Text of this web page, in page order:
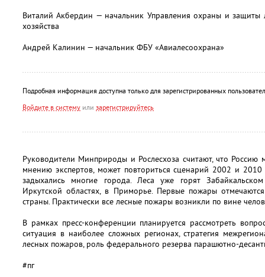
Виталий Акбердин — начальник Управления охраны и защиты
хозяйства
Андрей Калинин — начальник ФБУ «Авиалесоохрана»
Подробная информация доступна только для зарегистрированных
Войдите в систему или зарегистрируйтесь
Руководители Минприроды и Рослесхоза считают, что Россию
мнению экспертов, может повториться сценарий 2002 и
задыхались многие города. Леса уже горят
Иркутской областях, в Приморье. Первые пожары
страны. Практически все лесные пожары возникли по вине
В рамках пресс-конференции планируется рассмотреть
ситуация в наиболее сложных регионах, стратегия
лесных пожаров, роль федерального резерва парашютно-
#пг